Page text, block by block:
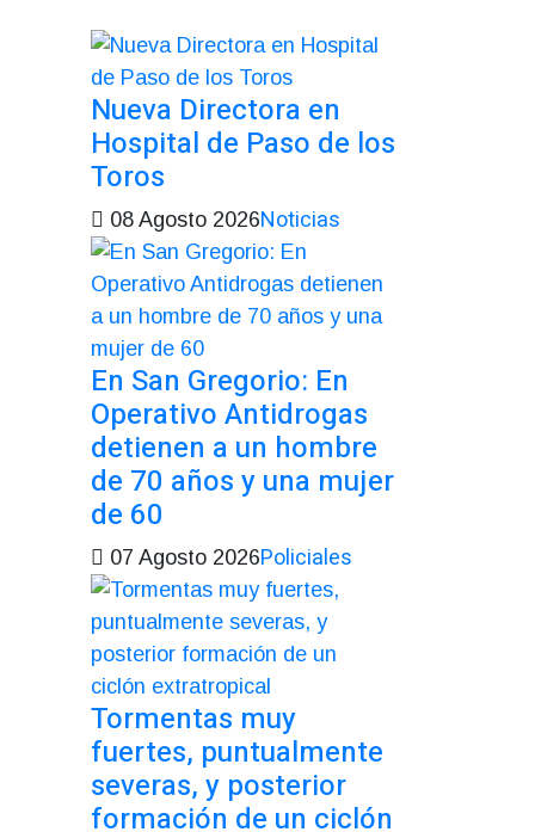
Nueva Directora en
Hospital de Paso de los
Toros
08 Agosto 2026Noticias
En San Gregorio: En
Operativo Antidrogas
detienen a un hombre
de 70 años y una mujer
de 60
07 Agosto 2026Policiales
Tormentas muy
fuertes, puntualmente
severas, y posterior
formación de un ciclón